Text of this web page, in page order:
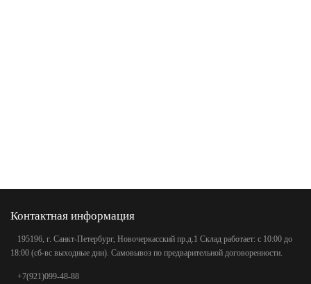
Контактная информация
195196, г. Санкт-Петербург, Новочеркасский пр.д.1 Склад работает: с 10:00 до
18:00 (сб-вс выходные дни). Самовывоз по предварительной договоренности.
+7(921)099-48-88